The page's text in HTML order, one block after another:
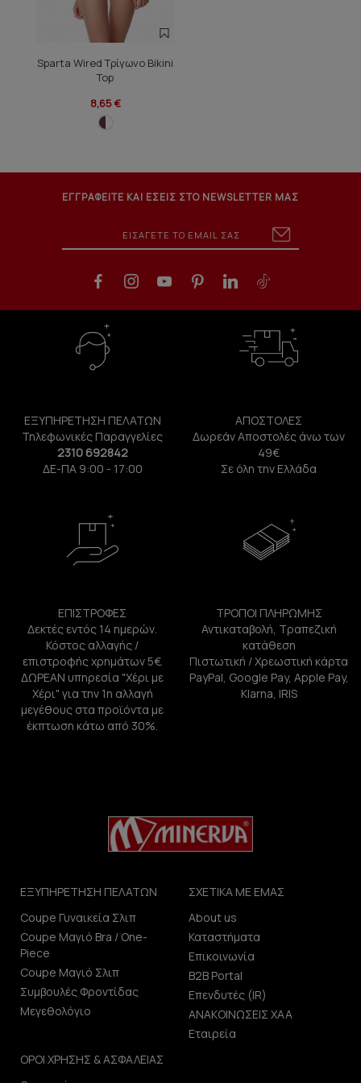
Sparta Wired Τρίγωνο Bikini
Top
8,65 €
ΕΓΓΡΑΦΕΙΤΕ ΚΑΙ ΕΣΕΙΣ ΣΤΟ NEWSLETTER ΜΑΣ
ΕΞΥΠΗΡΕΤΗΣΗ ΠΕΛΑΤΩΝ
Τηλεφωνικές Παραγγελίες
2310 692842
ΔΕ-ΠΑ 9:00 - 17:00
ΑΠΟΣΤΟΛΕΣ
Δωρεάν Αποστολές άνω των
49€
Σε όλη την Ελλάδα
ΕΠΙΣΤΡΟΦΕΣ
Δεκτές εντός 14 ημερών.
Κόστος αλλαγής /
επιστροφής χρημάτων 5€.
ΔΩΡΕΑΝ υπηρεσία "Χέρι με
Χέρι" για την 1η αλλαγή
μεγέθους στα προϊόντα με
έκπτωση κάτω από 30%.
ΤΡΟΠΟΙ ΠΛΗΡΩΜΗΣ
Αντικαταβολή, Τραπεζική
κατάθεση
Πιστωτική / Χρεωστική κάρτα
PayPal, Google Pay, Apple Pay,
Klarna, IRIS
ΕΞΥΠΗΡΕΤΗΣΗ ΠΕΛΑΤΩΝ
Coupe Γυναικεία Σλιπ
Coupe Μαγιό Bra / One-
Piece
Coupe Μαγιό Σλιπ
Συμβουλές Φροντίδας
Μεγεθολόγιο
ΣΧΕΤΙΚΑ ΜΕ ΕΜΑΣ
About us
Καταστήματα
Επικοινωνία
B2B Portal
Επενδυτές (IR)
ΑΝΑΚΟΙΝΩΣΕΙΣ ΧΑΑ
Εταιρεία
ΟΡΟΙ ΧΡΗΣΗΣ & ΑΣΦΑΛΕΙΑΣ